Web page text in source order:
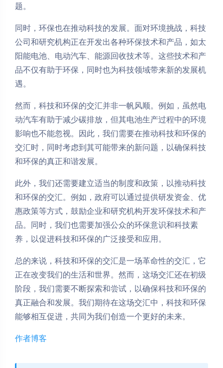
题。
同时，环保也在推动科技的发展。面对环境挑战，科技
公司和研究机构正在开发出各种环保技术和产品，如太
阳能电池、电动汽车、能源回收技术等。这些技术和产
品不仅有助于环保，同时也为科技领域带来新的发展机
遇。
然而，科技和环保的交汇并非一帆风顺。例如，虽然电
动汽车有助于减少碳排放，但其电池生产过程中的环境
影响也不能忽视。因此，我们需要在推动科技和环保的
交汇时，同时考虑到其可能带来的新问题，以确保科技
和环保的真正和谐发展。
此外，我们还需要建立适当的制度和政策，以推动科技
和环保的交汇。例如，政府可以通过提供研发资金、优
惠政策等方式，鼓励企业和研究机构开发环保技术和产
品。同时，我们也需要加强公众的环保意识和科技素
养，以促进科技和环保的广泛接受和应用。
总的来说，科技和环保的交汇是一场革命性的交汇，它
正在改变我们的生活和世界。然而，这场交汇还在初级
阶段，我们需要不断探索和尝试，以确保科技和环保的
真正融合和发展。我们期待在这场交汇中，科技和环保
能够相互促进，共同为我们创造一个更好的未来。
作者博客